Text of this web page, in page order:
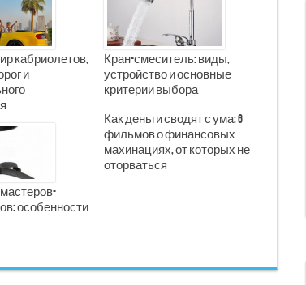
кабриолетов,
и
Кран-смеситель: виды,
устройство и основные
критерии выбора
особенности
Как деньги сводят с ума: 6
фильмов о финансовых
махинациях, от которых не
оторваться